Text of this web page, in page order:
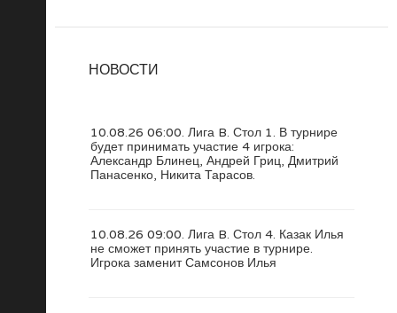
НОВОСТИ
10.08.26 06:00. Лига B. Стол 1. В турнире
будет принимать участие 4 игрока:
Александр Блинец, Андрей Гриц, Дмитрий
Панасенко, Никита Тарасов.
10.08.26 09:00. Лига B. Стол 4. Казак Илья
не сможет принять участие в турнире.
Игрока заменит Самсонов Илья